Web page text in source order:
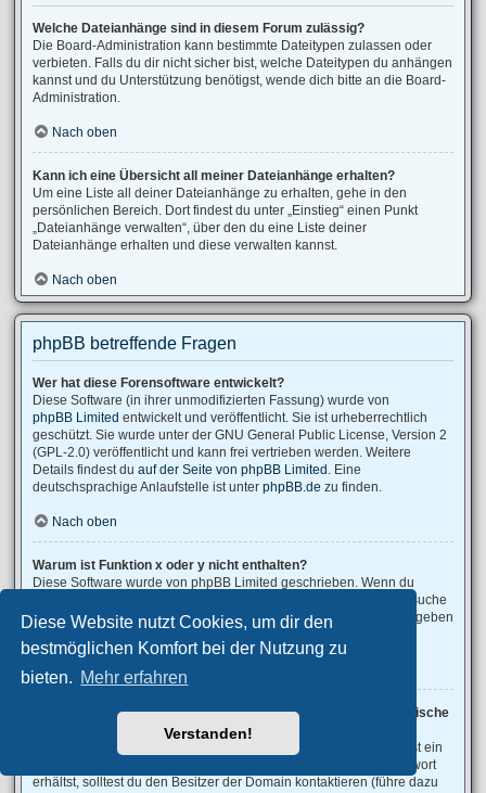
Diese Website nutzt Cookies, um dir den
bestmöglichen Komfort bei der Nutzung zu
bieten. Mehr erfahren
Verstanden!
Welche Dateianhänge sind in diesem Forum zulässig?
Die Board-Administration kann bestimmte Dateitypen zulassen oder
verbieten. Falls du dir nicht sicher bist, welche Dateitypen du anhängen
kannst und du Unterstützung benötigst, wende dich bitte an die Board-
Administration.
Nach oben
Kann ich eine Übersicht all meiner Dateianhänge erhalten?
Um eine Liste all deiner Dateianhänge zu erhalten, gehe in den
persönlichen Bereich. Dort findest du unter „Einstieg“ einen Punkt
„Dateianhänge verwalten“, über den du eine Liste deiner
Dateianhänge erhalten und diese verwalten kannst.
Nach oben
phpBB betreffende Fragen
Wer hat diese Forensoftware entwickelt?
Diese Software (in ihrer unmodifizierten Fassung) wurde von
phpBB Limited entwickelt und veröffentlicht. Sie ist urheberrechtlich
geschützt. Sie wurde unter der GNU General Public License, Version 2
(GPL-2.0) veröffentlicht und kann frei vertrieben werden. Weitere
Details findest du auf der Seite von phpBB Limited . Eine
deutschsprachige Anlaufstelle ist unter phpBB.de zu finden.
Nach oben
Warum ist Funktion x oder y nicht enthalten?
Diese Software wurde von phpBB Limited geschrieben. Wenn du
denkst, dass eine Funktion implementiert werden sollte, dann besuche
phpBB Ideas, wo du deine Stimme für bestehende Vorschläge abgeben
oder neue Funktionen vorschlagen kannst.
Nach oben
An wen soll ich mich wenden, falls es Beschwerden oder juristische
Anfragen zu diesem Forum gibt?
Jeder Administrator, der auf der „Das Team“-Seite aufgeführt ist, ist ein
geeigneter Kontakt für deine Beschwerde. Wenn du so keine Antwort
erhältst, solltest du den Besitzer der Domain kontaktieren (führe dazu